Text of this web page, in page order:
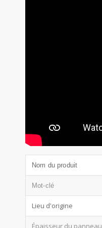
Nom du produit
Mot-clé
Lieu d'origine
Épaisseur du panneau